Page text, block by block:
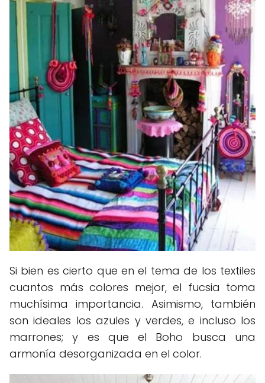
Si bien es cierto que en el tema de los textiles
cuantos más colores mejor, el fucsia toma
muchísima importancia. Asimismo, también
son ideales los azules y verdes, e incluso los
marrones; y es que el Boho busca una
armonía desorganizada en el color.